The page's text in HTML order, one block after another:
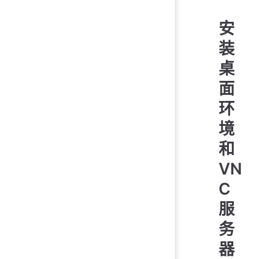
安
装
桌
面
环
境
和
VN
C
服
务
器